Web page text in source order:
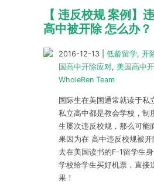
【 违反校规 案例】
高中被开除 怎么办？
2016-12-13 低龄留学, 开
国高中开除应对, 美国高中
WholeRen Team
国际生在美国通常就读于私
私立高中都是教会学校，制
生屡次违反校规，那么可能
果因为在 高中违反校规被
去在美国读书的F-1留学生
学校给学生买好机票，直接
果！